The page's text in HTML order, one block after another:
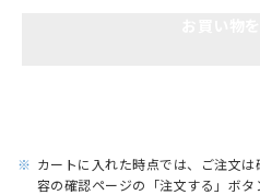
※ カートに入れた時点では、ご注文
容の確認ページの「注文する」ボ